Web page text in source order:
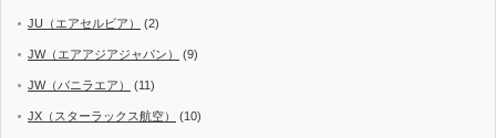
JU（エアセルビア） (2)
JW（エアアジアジャパン） (9)
JW（バニラエア） (11)
JX（スターラックス航空） (10)